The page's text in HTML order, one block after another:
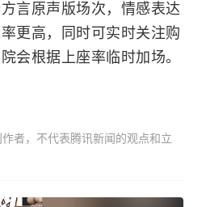
言原声版场次，情感表达
更高，同时可实时关注购
会根据上座率临时加场。
者，不代表腾讯新闻的观点和立